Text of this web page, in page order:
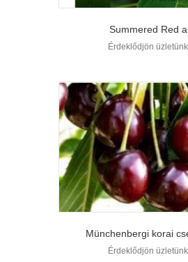
Summered Red
Érdeklődjön
Münchenbergi korai
Érdeklődjön